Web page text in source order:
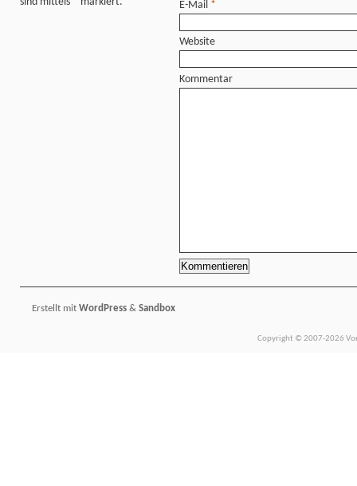
E-Mail *
Website
Kommentar
Erstellt mit WordPress & Sandbox
Copyright © 2007-2026